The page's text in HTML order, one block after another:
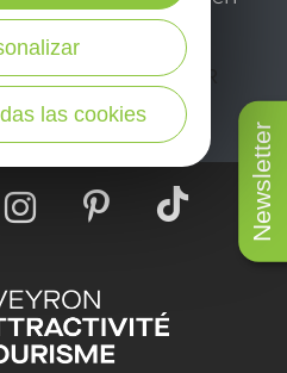
Newsletter
NEWSLETTER
las cookies